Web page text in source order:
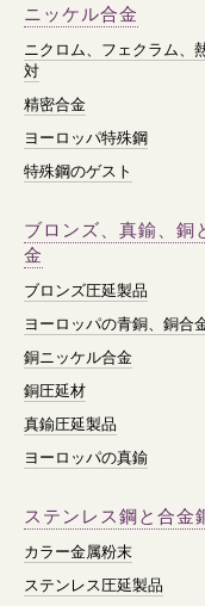
ニッケル合金
ニクロム、フェクラム、
対
精密合金
ヨーロッパ特殊鋼
特殊鋼のゲスト
ブロンズ、真鍮、銅
金
ブロンズ圧延製品
ヨーロッパの青銅、銅合
銅ニッケル合金
銅圧延材
真鍮圧延製品
ヨーロッパの真鍮
ステンレス鋼と合金
カラー金属粉末
ステンレス圧延製品